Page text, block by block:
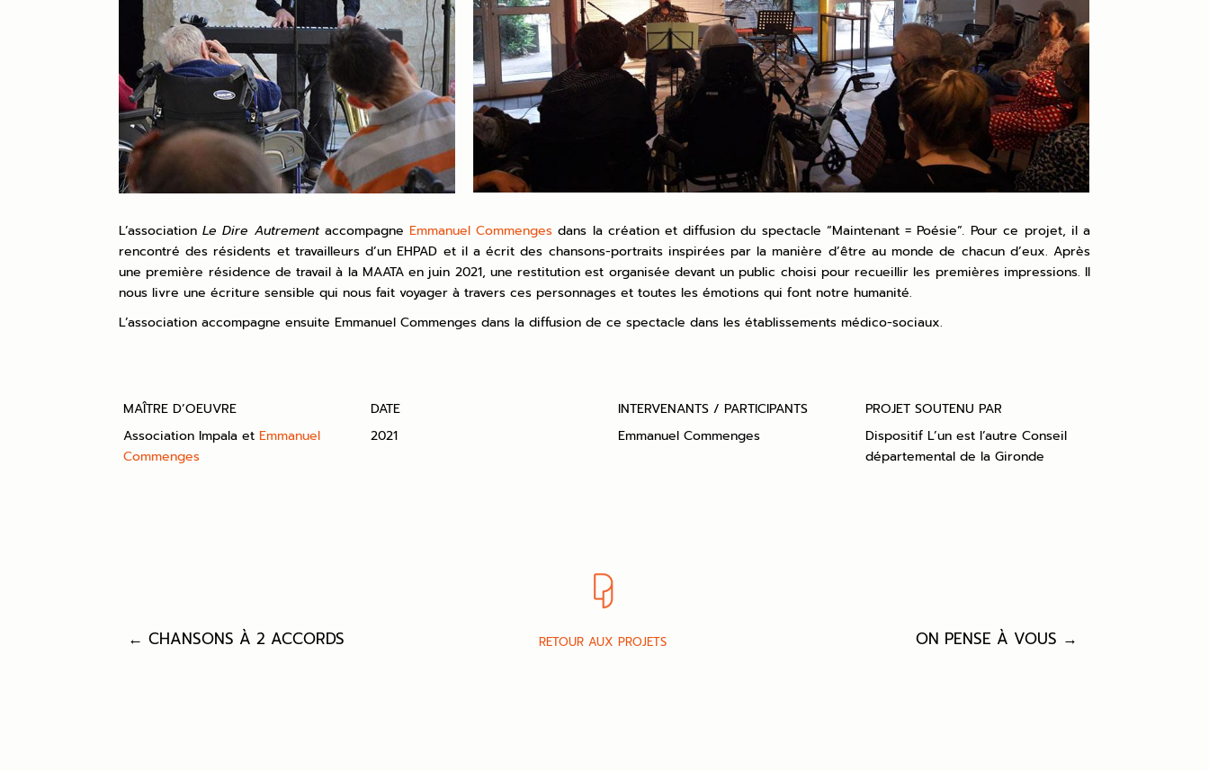
L’associationLe Dire Autrementaccompagne Emmanuel Commenges dans la création et diffusion du spectacle “Maintenant = Poésie”.Pour ce projet, il a
rencontré des résidents et travailleurs d’un EHPAD et il a écrit des chansons-portraits inspirées par la manière d’être au monde de chacun d’eux. Après
une première résidence de travail à la MAATA en juin 2021, une restitution est organisée devant un public choisi pour recueillir les premières impressions. Il
nous livre une écriture sensible qui nous fait voyager à travers ces personnages et toutes les émotions qui font notre humanité.
L’association accompagne ensuite Emmanuel Commenges dans la diffusion de ce spectacle dans les établissements médico-sociaux.
MAÎTRE D’OEUVRE
Association Impala et Emmanuel
Commenges
DATE
2021
INTERVENANTS / PARTICIPANTS
Emmanuel Commenges
PROJET SOUTENU PAR
Dispositif L’un est l’autre Conseil
départemental de la Gironde
← CHANSONS À 2 ACCORDS RETOUR AUX PROJETS ON PENSE À VOUS →